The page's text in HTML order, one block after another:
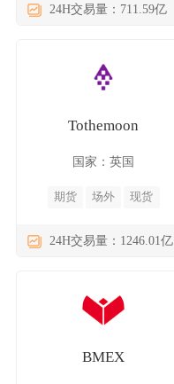
24H交易量：711.59亿
Tothemoon
国家：英国
期货 场外 现货
24H交易量：1246.01亿
BMEX